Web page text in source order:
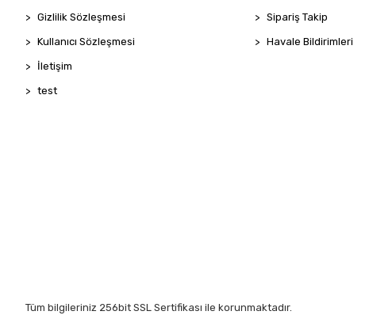
Gizlilik Sözleşmesi
Kullanıcı Sözleşmesi
İletişim
test
Sipariş Takip
Havale Bildirimleri
Tüm bilgileriniz 256bit SSL Sertifikası ile korunmaktadır.